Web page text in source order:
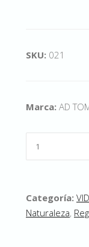
SKU: 021
Marca: AD
Categoría:
Naturaleza,